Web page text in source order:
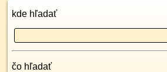
kde hľadať
čo hľadať